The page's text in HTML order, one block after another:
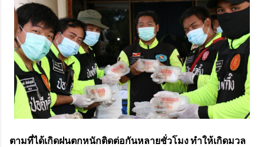
ตามที่ได้เกิดฝนตกหนักติดต่อกันหลายชั่วโมง ทำให้เกิดมวล